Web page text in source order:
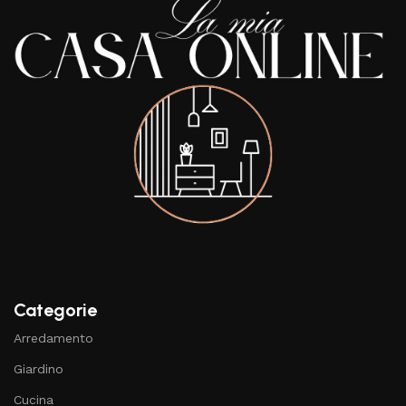
Categorie
Arredamento
Giardino
Cucina